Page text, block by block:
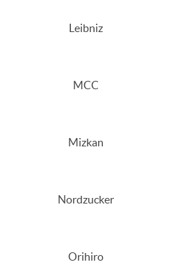
Leibniz
MCC
Mizkan
Nordzucker
Orihiro